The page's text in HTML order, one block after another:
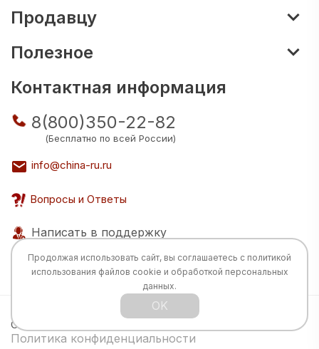
Продавцу
Полезное
Контактная информация
8(800)350-22-82
(Бесплатно по всей России)
info@china-ru.ru
Вопросы и Ответы
Написать в поддержку
Все права защищены © 2026 Разработка:
China
Политика конфиденциальности
Продолжая использовать сайт, вы соглашаетесь с политикой
использования файлов cookie и обработкой персональных
данных.
OK